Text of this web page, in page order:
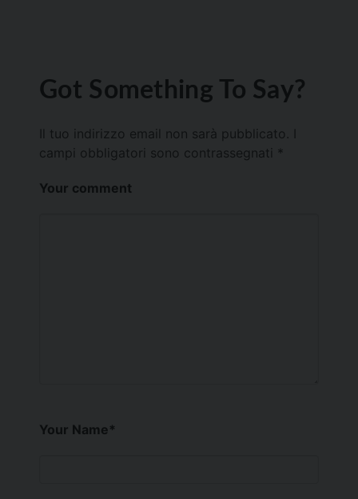
Got Something To Say?
Il tuo indirizzo email non sarà pubblicato.
campi obbligatori sono contrassegnati *
Your comment
Your Name*